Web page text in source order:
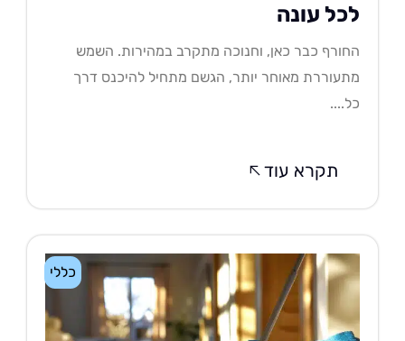
עונה
כבר כאן, וחנוכה מתקרב במהירות. השמש
מאוחר יותר, הגשם מתחיל להיכנס דרך
תקרא עוד
כללי